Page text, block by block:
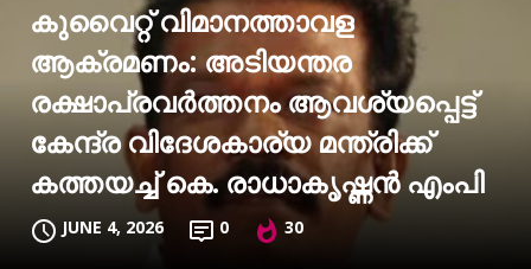
കുവൈറ്റ് വിമാനത്താവള
ആക്രമണം: അടിയന്തര
രക്ഷാപ്രവര്‍ത്തനം ആവശ്യപ്പെട്ട്
കേന്ദ്ര വിദേശകാര്യ മന്ത്രിക്ക്
കത്തയച്ച് കെ. രാധാകൃഷ്ണന്‍ എംപി
JUNE 4, 2026 0 30